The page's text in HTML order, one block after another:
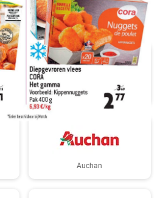
Aldi
Auchan